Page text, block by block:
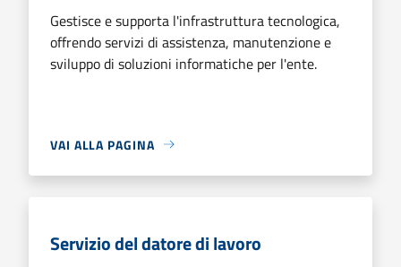
Gestisce e supporta l'infrastruttura tecnologica,
offrendo servizi di assistenza, manutenzione e
sviluppo di soluzioni informatiche per l'ente.
VAI ALLA PAGINA
Servizio del datore di lavoro